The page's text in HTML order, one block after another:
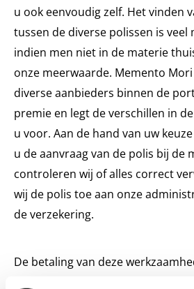
u ook eenvoudig zelf. Het vinden
tussen de diverse polissen is
indien men niet in de materie
onze meerwaarde. Memento
diverse aanbieders binnen de
premie en legt de verschillen in
u voor. Aan de hand van uw
u de aanvraag van de polis bij de
controleren wij of alles correct
wij de polis toe aan onze
de verzekering.
De betaling van deze